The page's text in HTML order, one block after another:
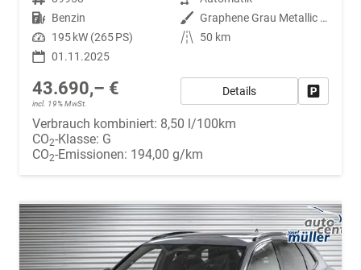
Kraftstoff Benzin Außenfarbe
Graphene Grau Metallic (R6)
Leistung 195 kW (265 PS) Kilometerstand
50 km
01.11.2025
43.690,– €
incl. 19% MwSt.
Details
Verbrauch kombiniert: 8,50 l/100km
CO2-Klasse: G
CO2-Emissionen: 194,00 g/km